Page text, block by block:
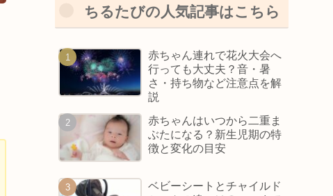
ちるたびの人気記事はこちら
赤ちゃん連れで花火大会へ
行っても大丈夫？音・暑
さ・持ち物など注意点を解
説
赤ちゃんはいつから二重ま
ぶたになる？新生児期の特
徴と変化の目安
ベビーシートとチャイルド